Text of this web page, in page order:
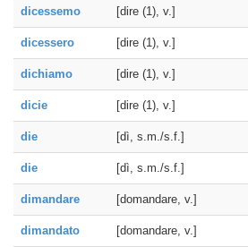
dicessemo [dire (1), v.]
dicessero [dire (1), v.]
dichiamo [dire (1), v.]
dicie [dire (1), v.]
die [dì, s.m./s.f.]
die [dì, s.m./s.f.]
dimandare [domandare, v.]
dimandato [domandare, v.]